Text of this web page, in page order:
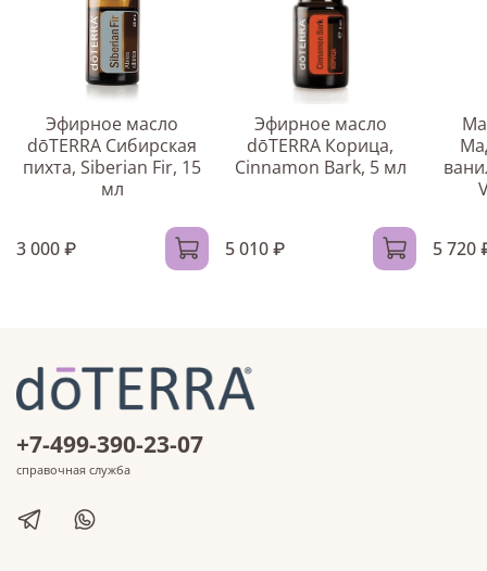
Эфирное масло
dōTERRA Сибирская
пихта, Siberian Fir, 15
мл
3 000 ₽
Эфирное масло
dōTERRA Корица,
Сinnamon Bark, 5 мл
5 010 ₽ 5 720
+7-499-390-23-07
справочная служба